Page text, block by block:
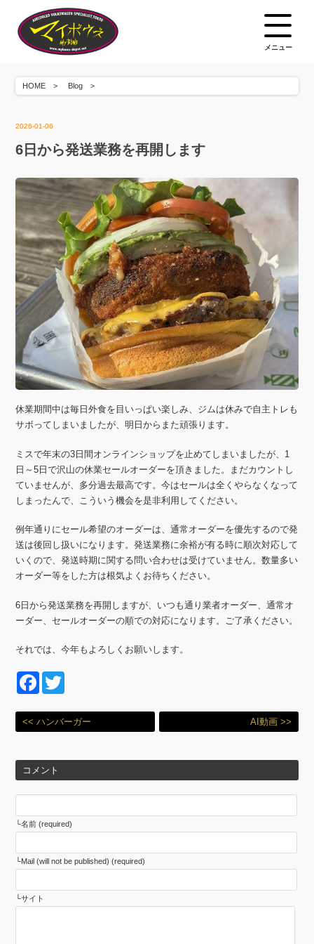
メニュー
HOME Blog
2026-01-06
6日から発送業務を再開します
休業期間中は毎日外食を目いっぱい楽しみ、ジムは休みで自主トレも
サボってしまいましたが、明日からまた頑張ります。
ミスで年末の3日間オンラインショップを止めてしまいましたが、1
日～5日で沢山の休業セールオーダーを頂きました。まだカウントし
ていませんが、多分過去最高です。今はセールは全くやらなくなって
しまったんで、こういう機会を是非利用してください。
例年通りにセール希望のオーダーは、通常オーダーを優先するので発
送は後回し扱いになります。発送業務に余裕が有る時に順次対応して
いくので、発送時期に関する問い合わせは受けていません。数量多い
オーダー等をした方は根気よくお待ちください。
6日から発送業務を再開しますが、いつも通り業者オーダー、通常オ
ーダー、セールオーダーの順での対応になります。ご了承ください。
それでは、今年もよろしくお願いします。
F
a
c
b
o
o
k
wi
tt
<< ハンバーガー AI動画 >>
コメント
名前 (required)
Mail (will not be published) (required)
サイト